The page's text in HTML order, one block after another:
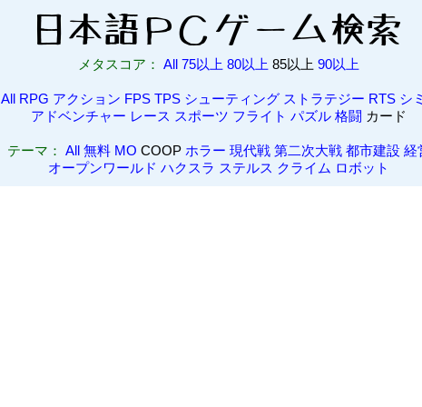
メタスコア： All 75以上 80以上 85以上 90以上
All RPG アクション FPS TPS シューティング ストラテジー RTS シ
アドベンチャー レース スポーツ フライト パズル 格闘 カード
テーマ： All 無料 MO COOP ホラー 現代戦 第二次大戦 都市建設 経
オープンワールド ハクスラ ステルス クライム ロボット